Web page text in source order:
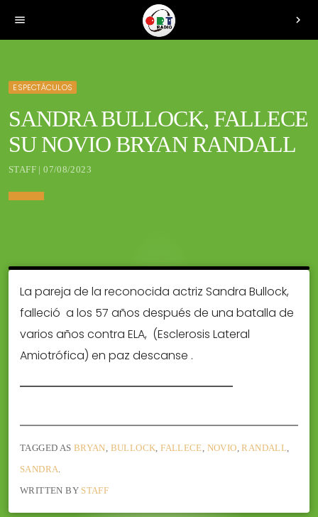
menu chevron_right
ESPECTÁCULOS
SANDRA BULLOCK, FALLECE
SU NOVIO BRYAN RANDALL
STAFF | 07/08/2023
La pareja de la reconocida actriz Sandra Bullock,
falleció a los 57 años después de una batalla de
varios años contra ELA, (Esclerosis Lateral
Amiotrófica) en paz descanse .
TAGGED AS BRYAN BULLOCK ,FALLECE NOVIO ,RANDALL
SANDRA
WRITTEN BY STAFF